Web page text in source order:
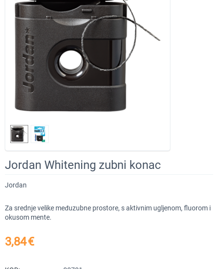
Jordan Whitening zubni konac
Jordan
Za srednje velike međuzubne prostore, s aktivnim ugljenom, fluorom i
okusom mente.
3,84€